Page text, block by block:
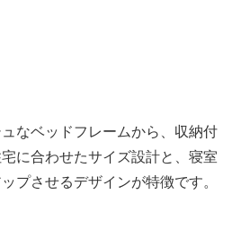
なベッドフレームから、収納付
に合わせたサイズ設計と、寝室
プさせるデザインが特徴です。